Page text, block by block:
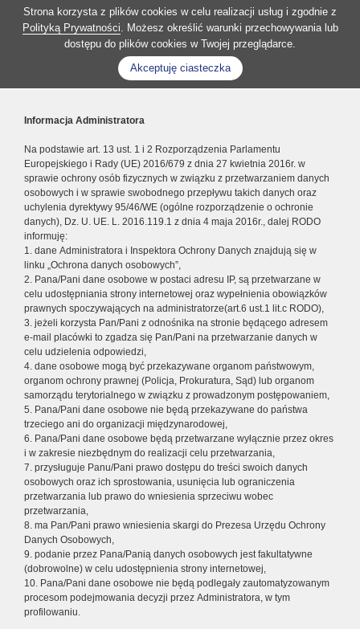
Strona korzysta z plików cookies w celu realizacji usług i zgodnie z
Polityką Prywatności. Możesz określić warunki przechowywania lub
dostępu do plików cookies w Twojej przeglądarce.
Akceptuję ciasteczka
Informacja Administratora
Na podstawie art. 13 ust. 1 i 2 Rozporządzenia Parlamentu
Europejskiego i Rady (UE) 2016/679 z dnia 27 kwietnia 2016r. w
sprawie ochrony osób fizycznych w związku z przetwarzaniem danych
osobowych i w sprawie swobodnego przepływu takich danych oraz
uchylenia dyrektywy 95/46/WE (ogólne rozporządzenie o ochronie
danych), Dz. U. UE. L. 2016.119.1 z dnia 4 maja 2016r., dalej RODO
informuję:
1. dane Administratora i Inspektora Ochrony Danych znajdują się w
linku „Ochrona danych osobowych”,
2. Pana/Pani dane osobowe w postaci adresu IP, są przetwarzane w
celu udostępniania strony internetowej oraz wypełnienia obowiązków
prawnych spoczywających na administratorze(art.6 ust.1 lit.c RODO),
3. jeżeli korzysta Pan/Pani z odnośnika na stronie będącego adresem
e-mail placówki to zgadza się Pan/Pani na przetwarzanie danych w
celu udzielenia odpowiedzi,
4. dane osobowe mogą być przekazywane organom państwowym,
organom ochrony prawnej (Policja, Prokuratura, Sąd) lub organom
samorządu terytorialnego w związku z prowadzonym postępowaniem,
5. Pana/Pani dane osobowe nie będą przekazywane do państwa
trzeciego ani do organizacji międzynarodowej,
6. Pana/Pani dane osobowe będą przetwarzane wyłącznie przez okres
i w zakresie niezbędnym do realizacji celu przetwarzania,
7. przysługuje Panu/Pani prawo dostępu do treści swoich danych
osobowych oraz ich sprostowania, usunięcia lub ograniczenia
przetwarzania lub prawo do wniesienia sprzeciwu wobec
przetwarzania,
8. ma Pan/Pani prawo wniesienia skargi do Prezesa Urzędu Ochrony
Danych Osobowych,
9. podanie przez Pana/Panią danych osobowych jest fakultatywne
(dobrowolne) w celu udostępnienia strony internetowej,
10. Pana/Pani dane osobowe nie będą podlegały zautomatyzowanym
procesom podejmowania decyzji przez Administratora, w tym
profilowaniu.